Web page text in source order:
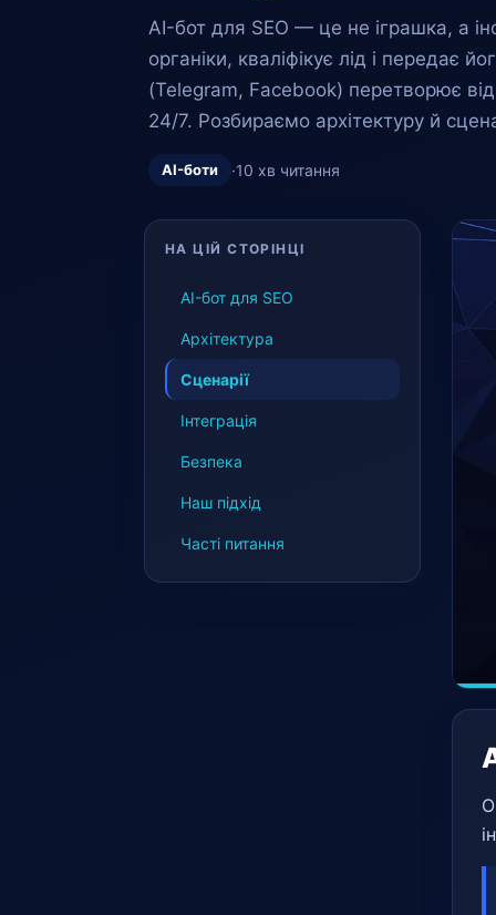
AI-бот для SEO — це не іграшка, а
органіки, кваліфікує лід і передає
(Telegram, Facebook) перетворює
24/7. Розбираємо архітектуру й
AI-боти ·10 хв читання
НА ЦІЙ СТОРІНЦІ
AI-бот для SEO
Архітектура
Сценарії
Інтеграція
Безпека
Наш підхід
Часті питання